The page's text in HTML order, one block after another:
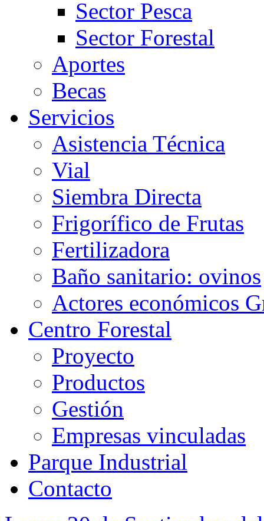
Sector Pesca
Sector Forestal
Aportes
Becas
Servicios
Asistencia Técnica
Vial
Siembra Directa
Frigorífico de Frutas
Fertilizadora
Baño sanitario: ovinos
Actores económicos
Centro Forestal
Proyecto
Productos
Gestión
Empresas vinculadas
Parque Industrial
Contacto